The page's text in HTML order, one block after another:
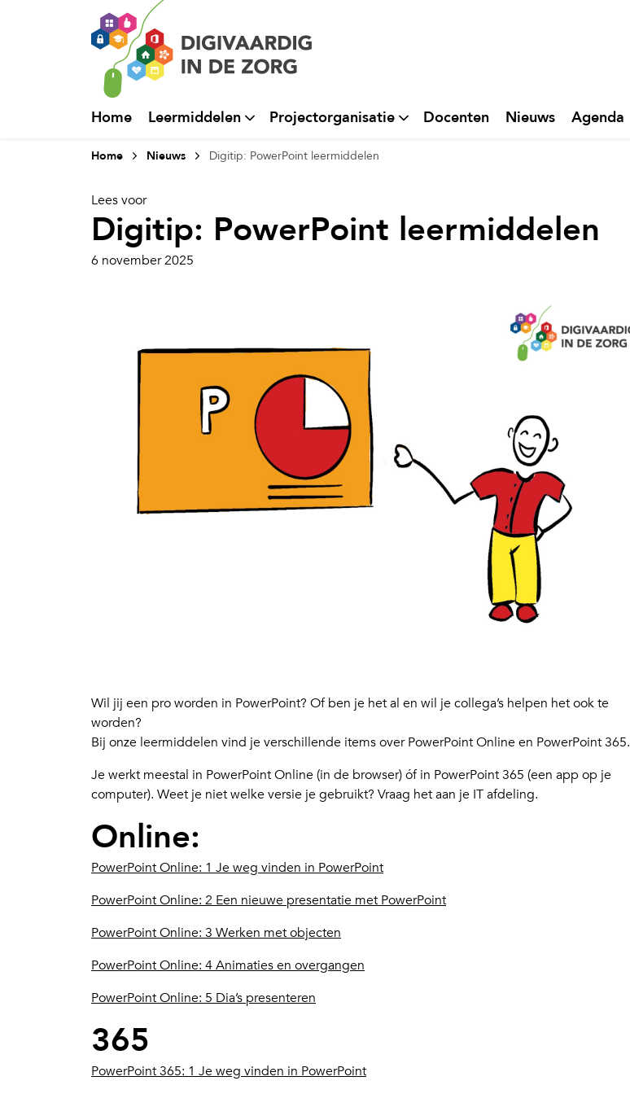
Home Leermiddelen Projectorganisatie Docenten Nieuws Agenda
Home Nieuws Digitip: PowerPoint leermiddelen
Lees voor
Digitip: PowerPoint leermiddelen
6 november 2025
Wil jij een pro worden in PowerPoint? Of ben je het al en wil je collega’s helpen het ook te
worden?
Bij onze leermiddelen vind je verschillende items over PowerPoint Online en PowerPoint 365.
Je werkt meestal in PowerPoint Online (in de browser) óf in PowerPoint 365 (een app op je
computer). Weet je niet welke versie je gebruikt? Vraag het aan je IT afdeling.
Online:
PowerPoint Online: 1 Je weg vinden in PowerPoint
PowerPoint Online: 2 Een nieuwe presentatie met PowerPoint
PowerPoint Online: 3 Werken met objecten
PowerPoint Online: 4 Animaties en overgangen
PowerPoint Online: 5 Dia’s presenteren
365
PowerPoint 365: 1 Je weg vinden in PowerPoint